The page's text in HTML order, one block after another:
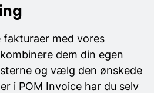
med vores
dem din egen
og vælg den ønskede
i POM Invoice har du selv